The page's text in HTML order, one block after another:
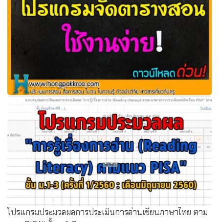
แจกฟรี โปรแกรมจัดตารางสอน ใช้งานง่าย! ดาวน์โหลดฟรี
โปรแกรมประมวลผลการประเมินการอ่านเขียนภาษาไทย ตาม